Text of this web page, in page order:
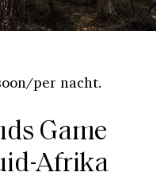
per nacht.
Game
Afrika